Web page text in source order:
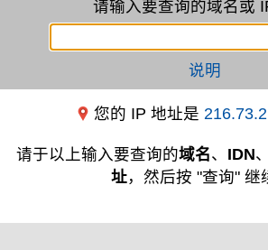
请输入要查询的域名或
说明
您的 IP 地址是
请于以上输入要查询的域名、 IDN、
址，然后按 "查询" 继